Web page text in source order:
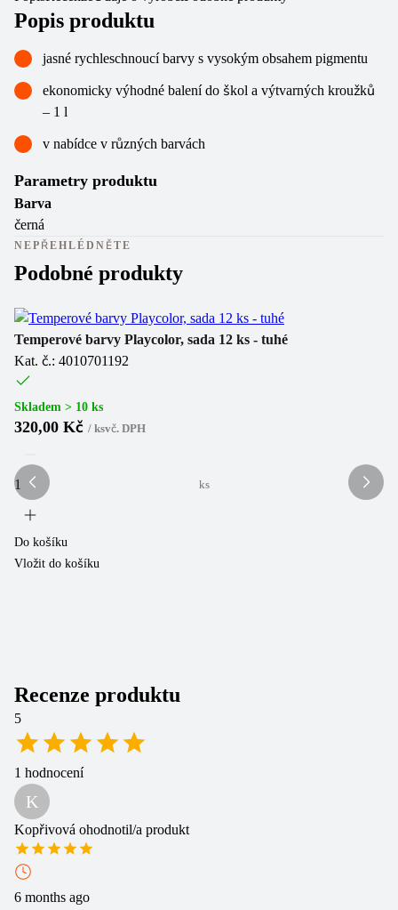
Popis produktu
jasné rychleschnoucí barvy s vysokým obsahem pigmentu
ekonomicky výhodné balení do škol a výtvarných kroužků
– 1 l
v nabídce v různých barvách
Parametry produktu
Barva
černá
NEPŘEHLÉDNĚTE
Podobné produkty
Temperové barvy Playcolor, sada 12 ks - tuhé
Kat. č.: 4010701192
Skladem > 10 ks
320,00 Kč / ksvč. DPH
ks
Do košíku
Vložit do košíku
Recenze produktu
5
1 hodnocení
K
Kopřivová ohodnotil/a produkt
6 months ago